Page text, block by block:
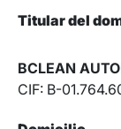
Titular del
BCLEAN
CIF: B-